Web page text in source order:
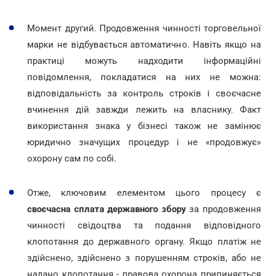
Момент другий. Продовження чинності торговельної
марки не відбувається автоматично. Навіть якщо на
практиці можуть надходити інформаційні
повідомлення, покладатися на них не можна:
відповідальність за контроль строків і своєчасне
вчинення дій завжди лежить на власнику. Факт
використання знака у бізнесі також не замінює
юридично значущих процедур і не «продовжує»
охорону сам по собі.
Отже, ключовим елементом цього процесу є
своєчасна сплата державного зборуза продовження
чинності свідоцтва та подання відповідного
клопотання до державного органу. Якщо платіж не
здійснено, здійснено з порушенням строків, або не